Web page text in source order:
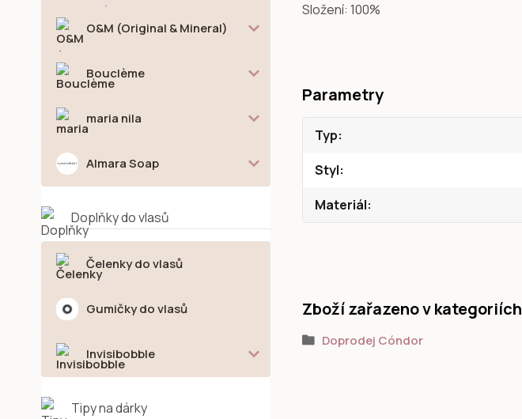
O&M (Original & Mineral)
Bouclème
maria nila
Almara Soap
Doplňky do vlasů
Čelenky do vlasů
Gumičky do vlasů
Invisibobble
Tipy na dárky
Složení: 100%
Parametry
Typ
Styl
Materiál
Zboží zařazeno v kategoriích
Doprodej Cóndor